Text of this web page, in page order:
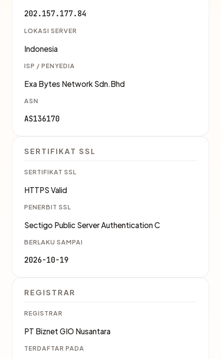
202.157.177.84
LOKASI SERVER
Indonesia
ISP / PENYEDIA
Exa Bytes Network Sdn.Bhd
ASN
AS136170
SERTIFIKAT SSL
SERTIFIKAT SSL
HTTPS Valid
PENERBIT SSL
Sectigo Public Server Authentication C
BERLAKU SAMPAI
2026-10-19
REGISTRAR
REGISTRAR
PT Biznet GIO Nusantara
TERDAFTAR PADA